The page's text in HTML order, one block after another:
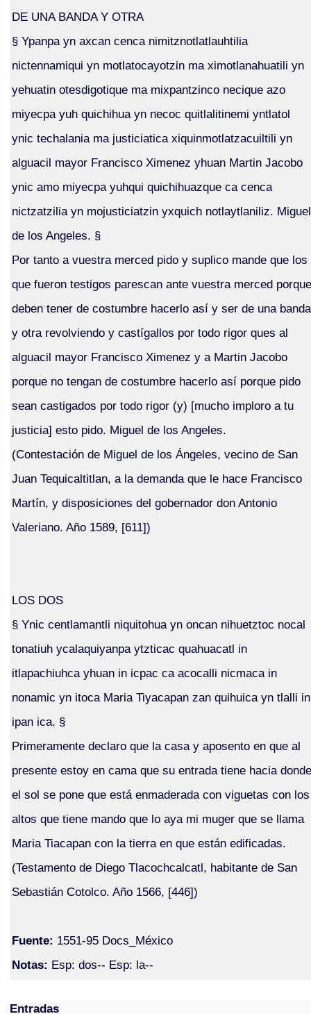
DE UNA BANDA Y OTRA
§ Ypanpa yn axcan cenca nimitznotlatlauhtilia
nictennamiqui yn motlatocayotzin ma ximotlanahuatili yn
yehuatin otesdigotique ma mixpantzinco necique azo
miyecpa yuh quichihua yn necoc quitlalitinemi yntlatol
ynic techalania ma justiciatica xiquinmotlatzacuiltili yn
alguacil mayor Francisco Ximenez yhuan Martin Jacobo
ynic amo miyecpa yuhqui quichihuazque ca cenca
nictzatzilia yn mojusticiatzin yxquich notlaytlaniliz. Miguel
de los Angeles. §
Por tanto a vuestra merced pido y suplico mande que los
que fueron testigos parescan ante vuestra merced porque
deben tener de costumbre hacerlo así y ser de una banda
y otra revolviendo y castígallos por todo rigor ques al
alguacil mayor Francisco Ximenez y a Martin Jacobo
porque no tengan de costumbre hacerlo así porque pido
sean castigados por todo rigor (y) [mucho imploro a tu
justicia] esto pido. Miguel de los Angeles.
(Contestación de Miguel de los Ángeles, vecino de San
Juan Tequicaltitlan, a la demanda que le hace Francisco
Martín, y disposiciones del gobernador don Antonio
Valeriano. Año 1589, [611])
LOS DOS
§ Ynic centlamantli niquitohua yn oncan nihuetztoc nocal
tonatiuh ycalaquiyanpa ytzticac quahuacatl in
itlapachiuhca yhuan in icpac ca acocalli nicmaca in
nonamic yn itoca Maria Tiyacapan zan quihuica yn tlalli in
ipan ica. §
Primeramente declaro que la casa y aposento en que al
presente estoy en cama que su entrada tiene hacia donde
el sol se pone que está enmaderada con viguetas con los
altos que tiene mando que lo aya mi muger que se llama
Maria Tiacapan con la tierra en que están edificadas.
(Testamento de Diego Tlacochcalcatl, habitante de San
Sebastián Cotolco. Año 1566, [446])
Fuente: 1551-95 Docs_México
Notas: Esp: dos-- Esp: la--
Entradas